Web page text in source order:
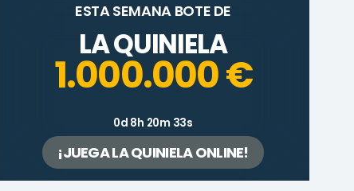
ESTA SEMANA BOTE DE
LA QUINIELA
1.000.000 €
0d 8h 20m 33s
¡JUEGA LA QUINIELA ONLINE!